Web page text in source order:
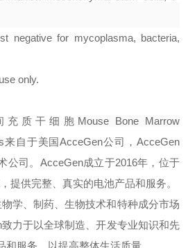
negative for mycoplasma, bacteria,
only.
充质干细胞 Mouse Bone Marrow
来自于美国AcceGen公司，AcceGen
公司。 AcceGen成立于2016年，位于
提供完整、真实的电池产品和服务。
学、制药、生物技术和特种成分市场
致力于以全球制造、开发专业知识和先
和服务，以提高整体生活质量。